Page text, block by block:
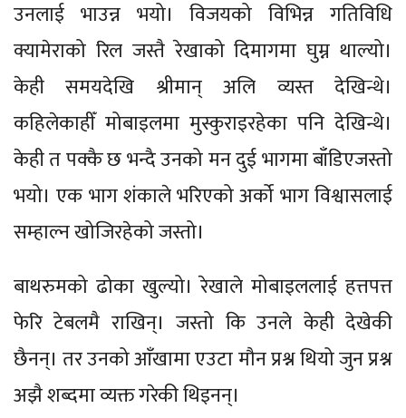
उनलाई भाउन्न भयो। विजयको विभिन्न गतिविधि
क्यामेराको रिल जस्तै रेखाको दिमागमा घुम्न थाल्यो।
केही समयदेखि श्रीमान् अलि व्यस्त देखिन्थे।
कहिलेकाहीँ मोबाइलमा मुस्कुराइरहेका पनि देखिन्थे।
केही त पक्कै छ भन्दै उनको मन दुई भागमा बाँडिएजस्तो
भयो। एक भाग शंकाले भरिएको अर्को भाग विश्वासलाई
सम्हाल्न खोजिरहेको जस्तो।
बाथरुमको ढोका खुल्यो। रेखाले मोबाइललाई हत्तपत्त
फेरि टेबलमै राखिन्। जस्तो कि उनले केही देखेकी
छैनन्। तर उनको आँखामा एउटा मौन प्रश्न थियो जुन प्रश्न
अझै शब्दमा व्यक्त गरेकी थिइनन्।